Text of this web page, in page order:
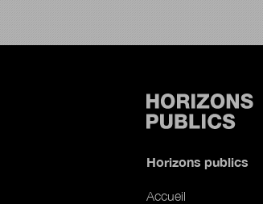
Horizons publics
Accueil